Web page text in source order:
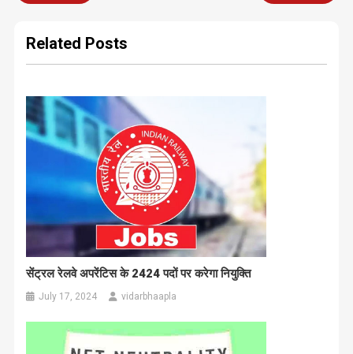
Related Posts
सेंट्रल रेलवे अपरेंटिस के 2424 पदों पर करेगा नियुक्ति
July 17, 2024 vidarbhaapla